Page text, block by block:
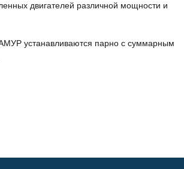
двигателей различной мощности и
устанавливаются парно с суммарным